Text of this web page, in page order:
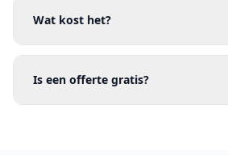
Wat kost het?
Is een offerte gratis?